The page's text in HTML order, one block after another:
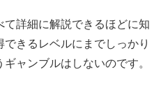
詳細に解説できるほどに知
きるレベルにまでしっかり
ャンブルはしないのです。